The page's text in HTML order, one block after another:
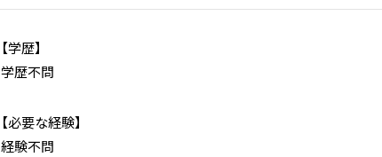
【学歴】
学歴不問
【必要な経験】
経験不問